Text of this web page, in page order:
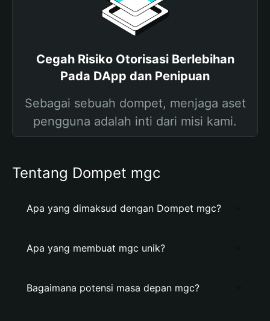
Cegah Risiko Otorisasi Berlebihan
Pada DApp dan Penipuan
Sebagai sebuah dompet, menjaga aset
pengguna adalah inti dari misi kami.
Tentang Dompet mgc
Apa yang dimaksud dengan Dompet mgc?
Apa yang membuat mgc unik?
Bagaimana potensi masa depan mgc?